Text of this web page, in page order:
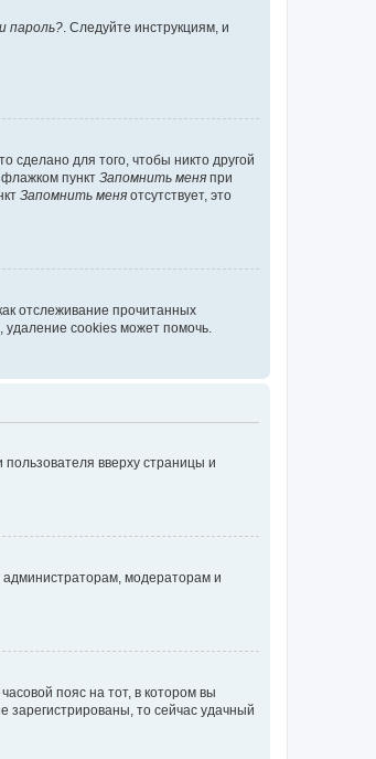
пароль? . Следуйте инструкциям, и
сделано для того, чтобы никто другой
пункт Запомнить меня при
Запомнить меня отсутствует, это
отслеживание прочитанных
cookies может помочь.
вверху страницы и
администраторам, модераторам и
пояс на тот, в котором вы
зарегистрированы, то сейчас удачный